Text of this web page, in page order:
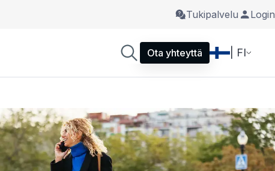
Tukipalvelu Login
Ota yhteyttä | FI